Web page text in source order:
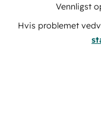
Vennligst
Hvis problemet